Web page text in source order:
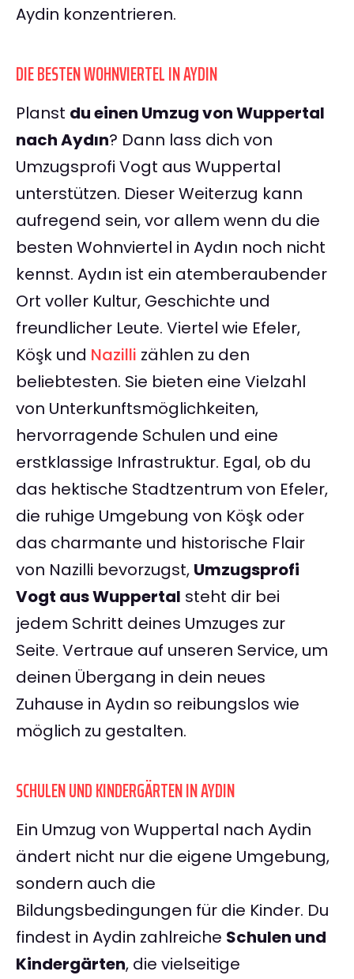
Aydin konzentrieren.
DIE BESTEN WOHNVIERTEL IN AYDIN
Planst du einen Umzug von Wuppertal
nach Aydın? Dann lass dich von
Umzugsprofi Vogt aus Wuppertal
unterstützen. Dieser Weiterzug kann
aufregend sein, vor allem wenn du die
besten Wohnviertel in Aydın noch nicht
kennst. Aydın ist ein atemberaubender
Ort voller Kultur, Geschichte und
freundlicher Leute. Viertel wie Efeler,
Köşk und Nazilli zählen zu den
beliebtesten. Sie bieten eine Vielzahl
von Unterkunftsmöglichkeiten,
hervorragende Schulen und eine
erstklassige Infrastruktur. Egal, ob du
das hektische Stadtzentrum von Efeler,
die ruhige Umgebung von Köşk oder
das charmante und historische Flair
von Nazilli bevorzugst, Umzugsprofi
Vogt aus Wuppertal steht dir bei
jedem Schritt deines Umzuges zur
Seite. Vertraue auf unseren Service, um
deinen Übergang in dein neues
Zuhause in Aydın so reibungslos wie
möglich zu gestalten.
SCHULEN UND KINDERGÄRTEN IN AYDIN
Ein Umzug von Wuppertal nach Aydin
ändert nicht nur die eigene Umgebung,
sondern auch die
Bildungsbedingungen für die Kinder. Du
findest in Aydin zahlreiche Schulen und
Kindergärten, die vielseitige